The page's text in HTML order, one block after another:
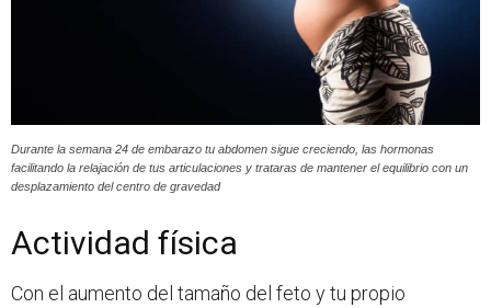
Durante la semana 24 de embarazo tu abdomen sigue creciendo, las hormonas
facilitando la relajación de tus articulaciones y trataras de mantener el equilibrio con un
desplazamiento del centro de gravedad
Actividad física
Con el aumento del tamaño del feto y tu propio